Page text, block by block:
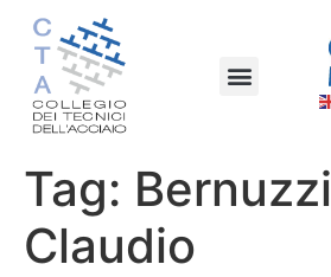
Tag: Bernuzzi
Claudio